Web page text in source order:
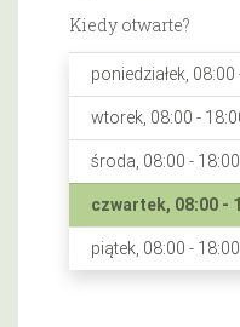
Kiedy otwarte?
poniedziałek, 08:00
wtorek, 08:00 -
środa, 08:00 - 18:00
czwartek, 08:00 -
piątek, 08:00 - 18:00